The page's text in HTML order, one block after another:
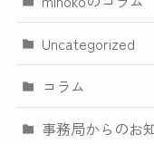
Uncategorized
コラム
事務局からのお